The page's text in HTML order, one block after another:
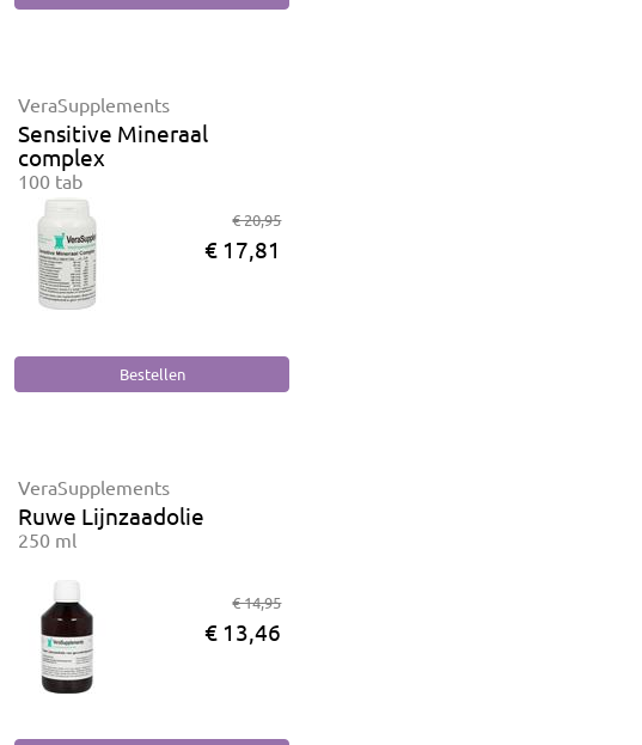
VeraSupplements
Sensitive Mineraal
complex
100 tab
€ 20,95
€ 17,81
VeraSupplements
Ruwe Lijnzaadolie
250 ml
€ 14,95
€ 13,46